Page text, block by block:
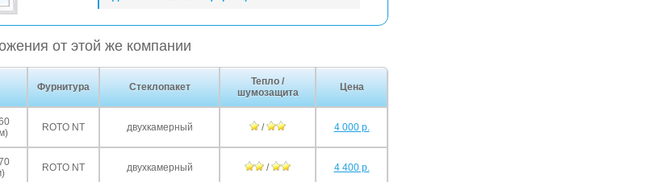
от этой же компании
Фурнитура Стеклопакет
Тепло /
шумозащита
Цена
ROTO NT двухкамерный / 4 000 р.
ROTO NT двухкамерный / 4 400 р.